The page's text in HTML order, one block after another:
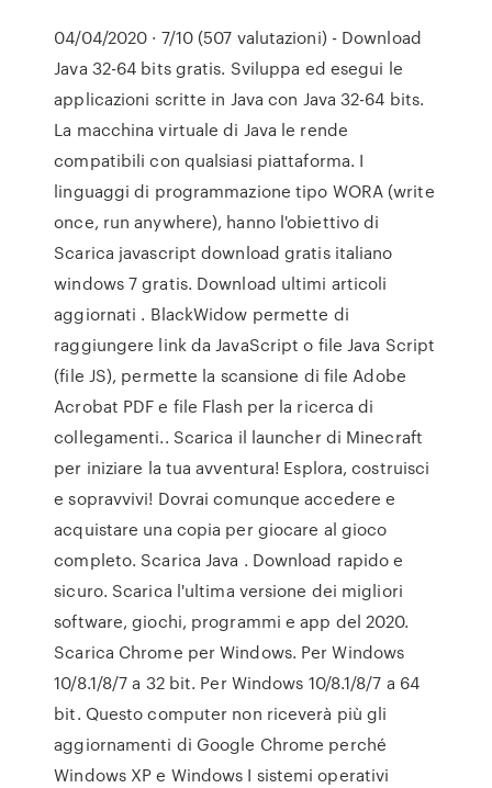
04/04/2020 · 7/10 (507 valutazioni) - Download
Java 32-64 bits gratis. Sviluppa ed esegui le
applicazioni scritte in Java con Java 32-64 bits.
La macchina virtuale di Java le rende
compatibili con qualsiasi piattaforma. I
linguaggi di programmazione tipo WORA (write
once, run anywhere), hanno l'obiettivo di
Scarica javascript download gratis italiano
windows 7 gratis. Download ultimi articoli
aggiornati . BlackWidow permette di
raggiungere link da JavaScript o file Java Script
(file JS), permette la scansione di file Adobe
Acrobat PDF e file Flash per la ricerca di
collegamenti.. Scarica il launcher di Minecraft
per iniziare la tua avventura! Esplora, costruisci
e sopravvivi! Dovrai comunque accedere e
acquistare una copia per giocare al gioco
completo. Scarica Java . Download rapido e
sicuro. Scarica l'ultima versione dei migliori
software, giochi, programmi e app del 2020.
Scarica Chrome per Windows. Per Windows
10/8.1/8/7 a 32 bit. Per Windows 10/8.1/8/7 a 64
bit. Questo computer non riceverà più gli
aggiornamenti di Google Chrome perché
Windows XP e Windows I sistemi operativi